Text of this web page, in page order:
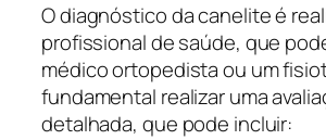
O diagnóstico da canelite é
profissional de saúde, que
médico ortopedista ou um
fundamental realizar uma
detalhada, que pode incluir: